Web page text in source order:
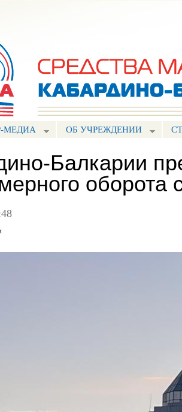
МЕДИА ОБ УЧРЕЖДЕНИИ
Балкарии
оборота